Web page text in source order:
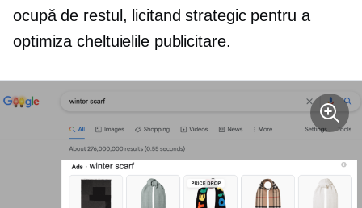
ocupă de restul, licitand strategic pentru a
optimiza cheltuielile publicitare.